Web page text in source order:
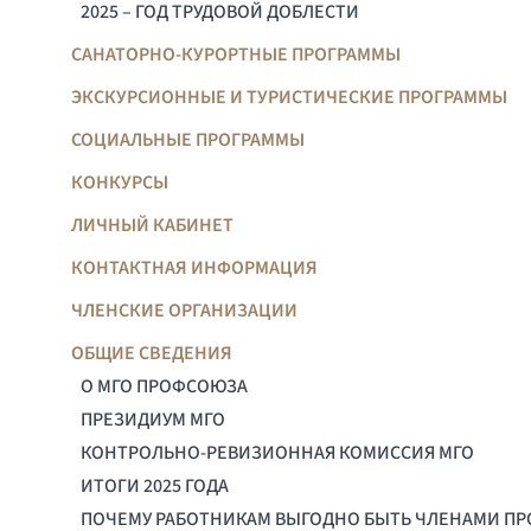
2025 – ГОД ТРУДОВОЙ ДОБЛЕСТИ
САНАТОРНО-КУРОРТНЫЕ ПРОГРАММЫ
ЭКСКУРСИОННЫЕ И ТУРИСТИЧЕСКИЕ ПРОГРАММЫ
СОЦИАЛЬНЫЕ ПРОГРАММЫ
КОНКУРСЫ
ЛИЧНЫЙ КАБИНЕТ
КОНТАКТНАЯ ИНФОРМАЦИЯ
ЧЛЕНСКИЕ ОРГАНИЗАЦИИ
ОБЩИЕ СВЕДЕНИЯ
О МГО ПРОФСОЮЗА
ПРЕЗИДИУМ МГО
КОНТРОЛЬНО-РЕВИЗИОННАЯ КОМИССИЯ МГО
ИТОГИ 2025 ГОДА
ПОЧЕМУ РАБОТНИКАМ ВЫГОДНО БЫТЬ ЧЛЕНАМИ